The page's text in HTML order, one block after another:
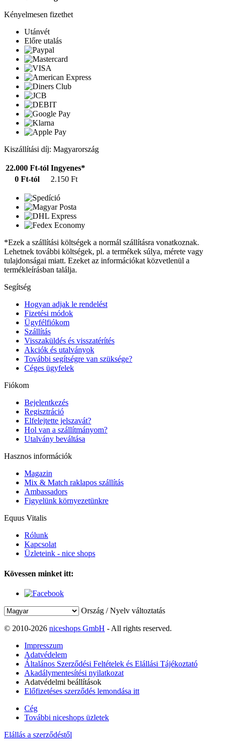
Kényelmesen fizethet
Utánvét
Előre utalás
Kiszállítási díj: Magyarország
22.000 Ft-tól Ingyenes*
0 Ft-tól
2.150 Ft
*Ezek a szállítási költségek a normál szállításra vonatkoznak.
Lehetnek további költségek, pl. a termékek súlya, mérete vagy
tulajdonságai miatt. Ezeket az információkat közvetlenül a
termékleírásban találja.
Segítség
Hogyan adjak le rendelést
Fizetési módok
Ügyfélfiókom
Szállítás
Visszaküldés és visszatérítés
Akciók és utalványok
További segítségre van szüksége?
Céges ügyfelek
Fiókom
Bejelentkezés
Regisztráció
Elfelejtette jelszavát?
Hol van a szállítmányom?
Utalvány beváltása
Hasznos információk
Magazin
Mix & Match raklapos szállítás
Ambassadors
Figyelünk környezetünkre
Equus Vitalis
Rólunk
Kapcsolat
Üzleteink - nice shops
Kövessen minket itt:
Ország / Nyelv változtatás
© 2010-2026 niceshops GmbH - All rights reserved.
Impresszum
Adatvédelem
Általános Szerződési Feltételek és Elállási Tájékoztató
Akadálymentesítési nyilatkozat
Adatvédelmi beállítások
Előfizetéses szerződés lemondása itt
Cég
További niceshops üzletek
Elállás a szerződéstől